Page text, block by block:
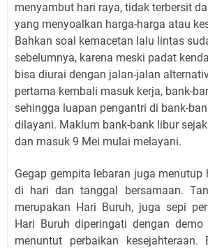
menyambut hari raya, tidak terbersit
yang menyoalkan harga-harga atau
Bahkan soal kemacetan lalu lintas
sebelumnya, karena meski padat
bisa diurai dengan jalan-jalan
pertama kembali masuk kerja, bank-
sehingga luapan pengantri di bank-
dilayani. Maklum bank-bank libur
dan masuk 9 Mei mulai melayani.
Gegap gempita lebaran juga menutup
di hari dan tanggal bersamaan.
merupakan Hari Buruh, juga sepi
Hari Buruh diperingati dengan
menuntut perbaikan kesejahteraan.